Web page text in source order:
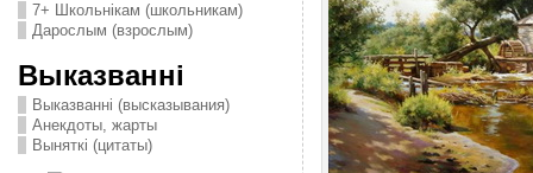
7+ Школьнікам (школьникам)
Дарослым (взрослым)
Выказванні
Выказванні (высказывания)
Анекдоты, жарты
Выняткі (цитаты)